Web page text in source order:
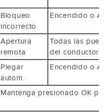
Bloqueo
incorrecto
Encendido o
Apertura
remota
Todas las
del conductor
Plegar
autom.
Encendido o
Mantenga presionado OK